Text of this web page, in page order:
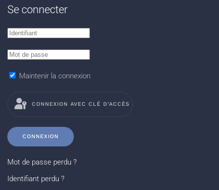
Se connecter
Maintenir la connexion
CONNEXION AVEC CLÉ D'ACCÈS
CONNEXION
Mot de passe perdu ?
Identifiant perdu ?